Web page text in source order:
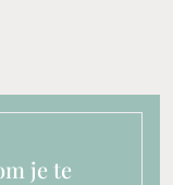
je te